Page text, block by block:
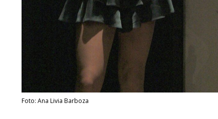
Foto: Ana Livia Barboza